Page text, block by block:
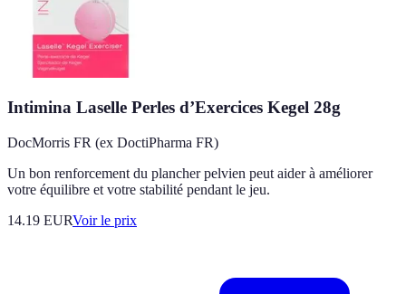
Intimina Laselle Perles d’Exercices Kegel 28g
DocMorris FR (ex DoctiPharma FR)
Un bon renforcement du plancher pelvien peut aider à améliorer
votre équilibre et votre stabilité pendant le jeu.
14.19 EURVoir le prix